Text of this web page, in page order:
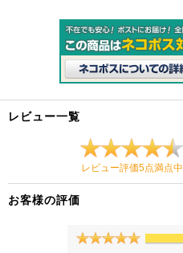
レビュー一覧
レビュー評価5点満点中
お客様の評価